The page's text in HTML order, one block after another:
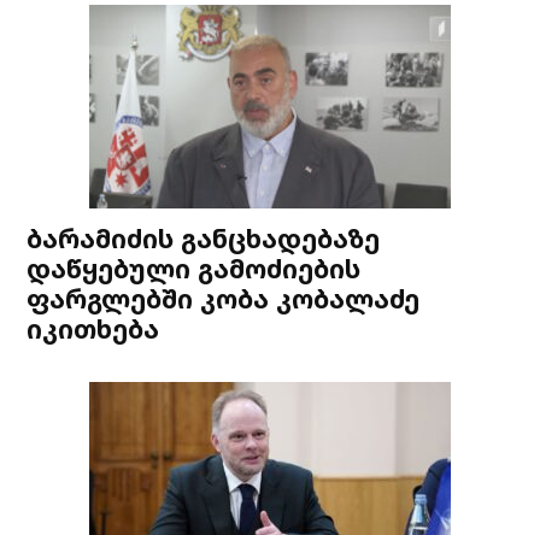
ბარამიძის განცხადებაზე
დაწყებული გამოძიების
ფარგლებში კობა კობალაძე
იკითხება